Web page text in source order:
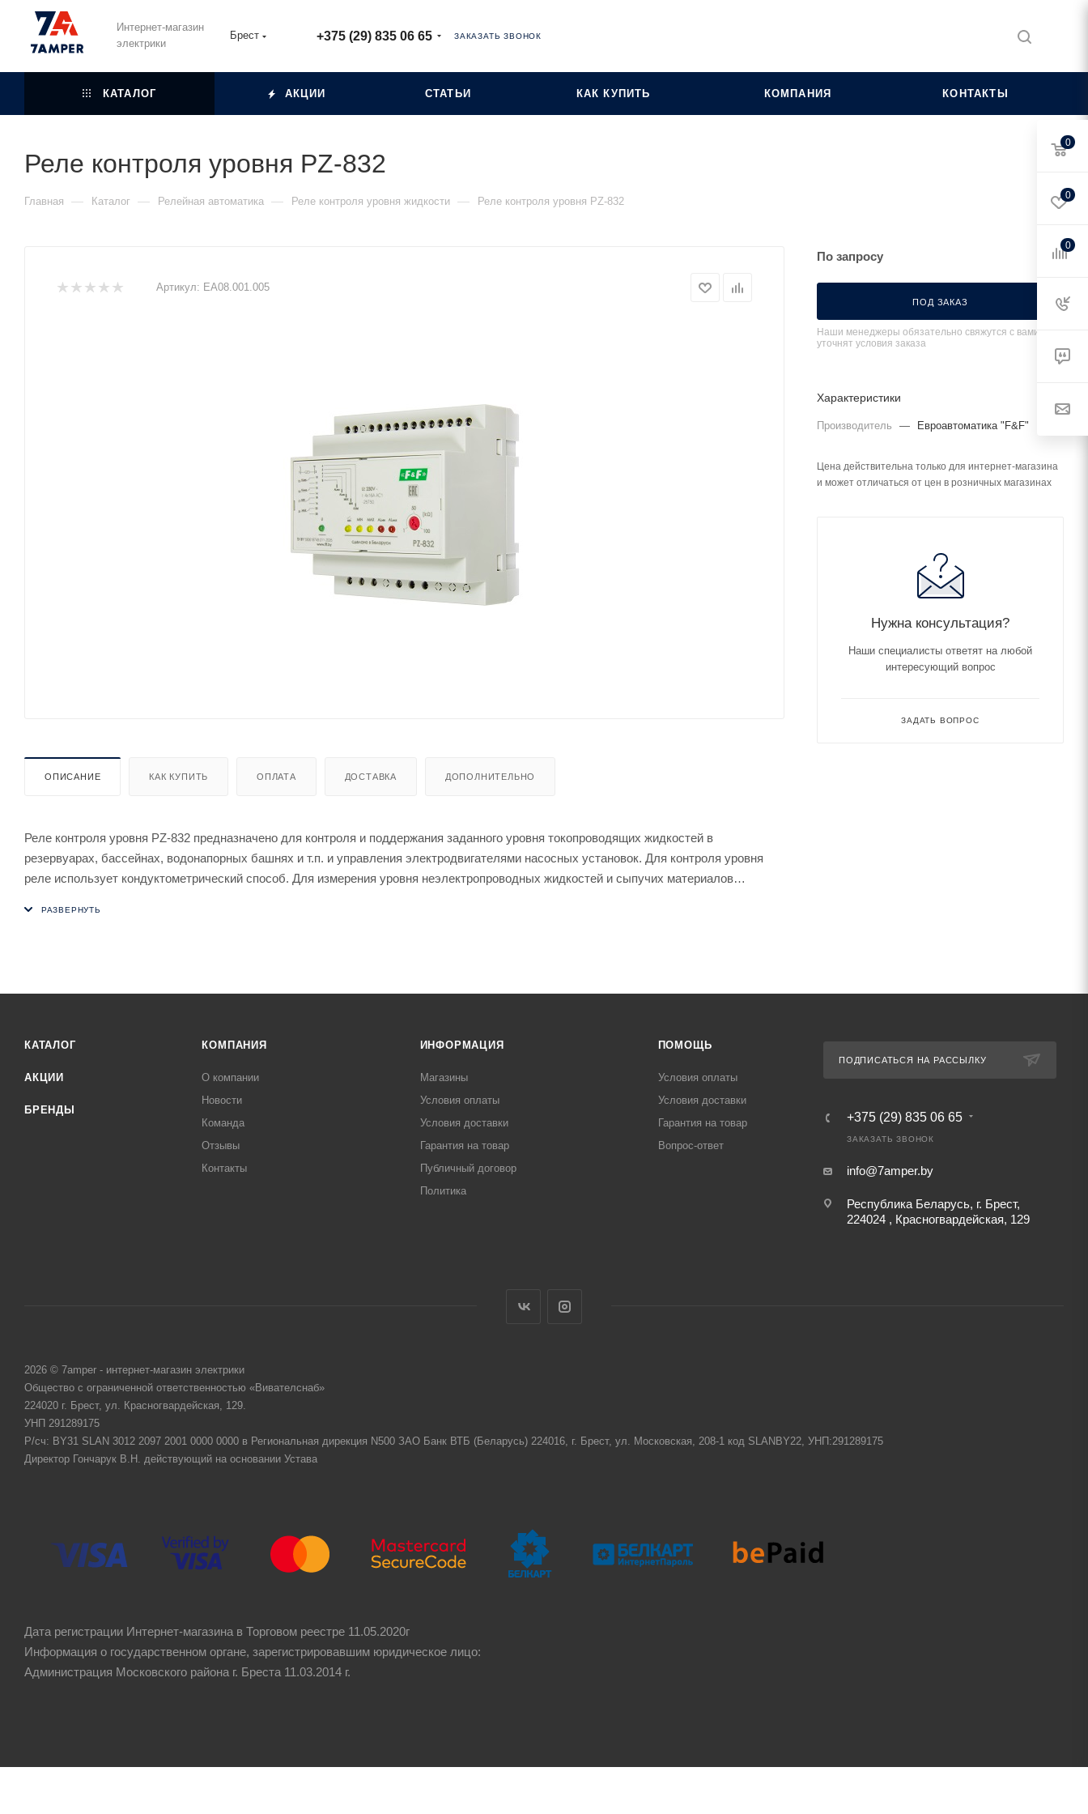
Интернет-магазин
электрики
Брест +375 (29) 835 06 65 ЗАКАЗАТЬ ЗВОНОК
КАТАЛОГ АКЦИИ СТАТЬИ КАК КУПИТЬ КОМПАНИЯ КОНТАКТЫ
Реле контроля уровня PZ-832
Главная — Каталог — Релейная автоматика — Реле контроля уровня жидкости — Реле контроля уровня PZ-832
Артикул: ЕА08.001.005
ОПИСАНИЕ КАК КУПИТЬ ОПЛАТА ДОСТАВКА ДОПОЛНИТЕЛЬНО
Реле контроля уровня PZ-832 предназначено для контроля и поддержания заданного уровня токопроводящих жидкостей в
резервуарах, бассейнах, водонапорных башнях и т.п. и управления электродвигателями насосных установок. Для контроля уровня
реле использует кондуктометрический способ. Для измерения уровня неэлектропроводных жидкостей и сыпучих материалов
Применяется в системах автоматики и защиты управления сливом или наполнением резервуаров.
По запросу
ПОД ЗАКАЗ
Наши менеджеры обязательно свяжутся с вами и
уточнят условия заказа
Характеристики
Производитель — Евроавтоматика "F&F"
Цена действительна только для интернет-магазина
и может отличаться от цен в розничных магазинах
Нужна консультация?
Наши специалисты ответят на любой
интересующий вопрос
ЗАДАТЬ ВОПРОС
КАТАЛОГ
АКЦИИ
БРЕНДЫ
КОМПАНИЯ
О компании
Новости
Команда
Отзывы
Контакты
ИНФОРМАЦИЯ
Магазины
Условия оплаты
Условия доставки
Гарантия на товар
Публичный договор
Политика
ПОМОЩЬ
Условия оплаты
Условия доставки
Гарантия на товар
Вопрос-ответ
ПОДПИСАТЬСЯ НА РАССЫЛКУ
+375 (29) 835 06 65
ЗАКАЗАТЬ ЗВОНОК
info@7amper.by
Республика Беларусь, г. Брест,
224024 , Красногвардейская, 129
2026 © 7amper - интернет-магазин электрики
Общество с ограниченной ответственностью «Вивателснаб»
224020 г. Брест, ул. Красногвардейская, 129.
УНП 291289175
Р/сч: BY31 SLAN 3012 2097 2001 0000 0000 в Региональная дирекция N500 ЗАО Банк ВТБ (Беларусь) 224016, г. Брест, ул. Московская, 208-1 код SLANBY22, УНП:291289175
Директор Гончарук В.Н. действующий на основании Устава
Дата регистрации Интернет-магазина в Торговом реестре 11.05.2020г
Информация о государственном органе, зарегистрировавшим юридическое лицо:
Администрация Московского района г. Бреста 11.03.2014 г.
0
0
0